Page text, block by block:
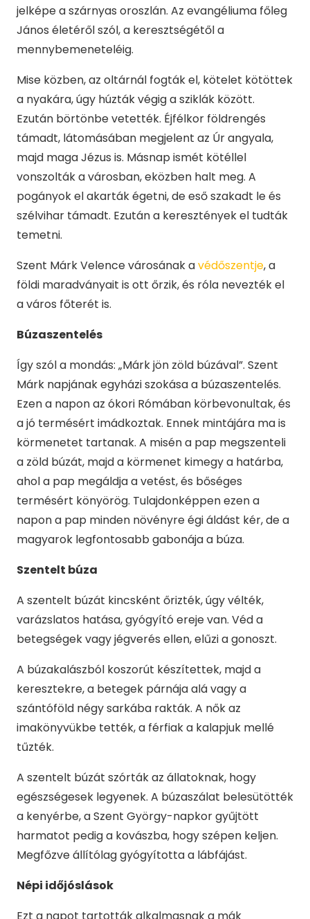
jelképe a szárnyas oroszlán. Az evangéliuma főleg
János életéről szól, a keresztségétől a
mennybemeneteléig.
Mise közben, az oltárnál fogták el, kötelet kötöttek
a nyakára, úgy húzták végig a sziklák között.
Ezután börtönbe vetették. Éjfélkor földrengés
támadt, látomásában megjelent az Úr angyala,
majd maga Jézus is. Másnap ismét kötéllel
vonszolták a városban, eközben halt meg. A
pogányok el akarták égetni, de eső szakadt le és
szélvihar támadt. Ezután a keresztények el tudták
temetni.
Szent Márk Velence városának avédőszentje, a
földi maradványait is ott őrzik, és róla nevezték el
a város főterét is.
Búzaszentelés
Így szól a mondás: „Márk jön zöld búzával”. Szent
Márk napjának egyházi szokása a búzaszentelés.
Ezen a napon az ókori Rómában körbevonultak, és
a jó termésért imádkoztak. Ennek mintájára ma is
körmenetet tartanak. A misén a pap megszenteli
a zöld búzát, majd a körmenet kimegy a határba,
ahol a pap megáldja a vetést, és bőséges
termésért könyörög. Tulajdonképpen ezen a
napon a pap minden növényre égi áldást kér, de a
magyarok legfontosabb gabonája a búza.
Szentelt búza
A szentelt búzát kincsként őrizték, úgy vélték,
varázslatos hatása, gyógyító ereje van. Véd a
betegségek vagy jégverés ellen, elűzi a gonoszt.
A búzakalászból koszorút készítettek, majd a
keresztekre, a betegek párnája alá vagy a
szántóföld négy sarkába rakták. A nők az
imakönyvükbe tették, a férfiak a kalapjuk mellé
tűzték.
A szentelt búzát szórták az állatoknak, hogy
egészségesek legyenek. A búzaszálat belesütötték
a kenyérbe, a Szent György-napkor gyűjtött
harmatot pedig a kovászba, hogy szépen keljen.
Megfőzve állítólag gyógyította a lábfájást.
Népi időjóslások
Ezt a napot tartották alkalmasnak a mák